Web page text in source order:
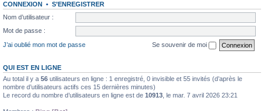
CONNEXION • S’ENREGISTRER
Nom d’utilisateur :
Mot de passe :
J’ai oublié mon mot de passe
Se souvenir de moi
QUI EST EN LIGNE
Au total il y a 56 utilisateurs en ligne : 1 enregistré, 0 invisible et 55 invités (d’après le
nombre d’utilisateurs actifs ces 15 dernières minutes)
Le record du nombre d’utilisateurs en ligne est de 10913 , le mar. 7 avril 2026 23:21